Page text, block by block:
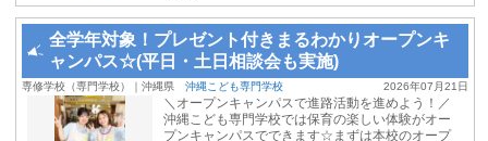
全学年対象！プレゼント付きまるわかりオープンキ
ャンパス☆(平日・土日相談会も実施)
2026年07月21日
専修学校（専門学校）｜沖縄県 沖縄こども専門学校
＼オープンキャンパスで進路活動を進めよう！／
沖縄こども専門学校では保育の楽しい体験がオー
プンキャンパスでできます☆まずは本校のオープ